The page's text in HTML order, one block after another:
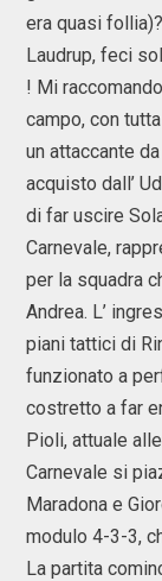
era quasi
Laudrup, feci
! Mi
campo, con
un attaccante
acquisto dall’
di far uscire
Carnevale,
per la squadra
Andrea. L’
piani tattici di
funzionato a
costretto a far
Pioli, attuale
Carnevale si
Maradona e
modulo 4-3-3,
La partita